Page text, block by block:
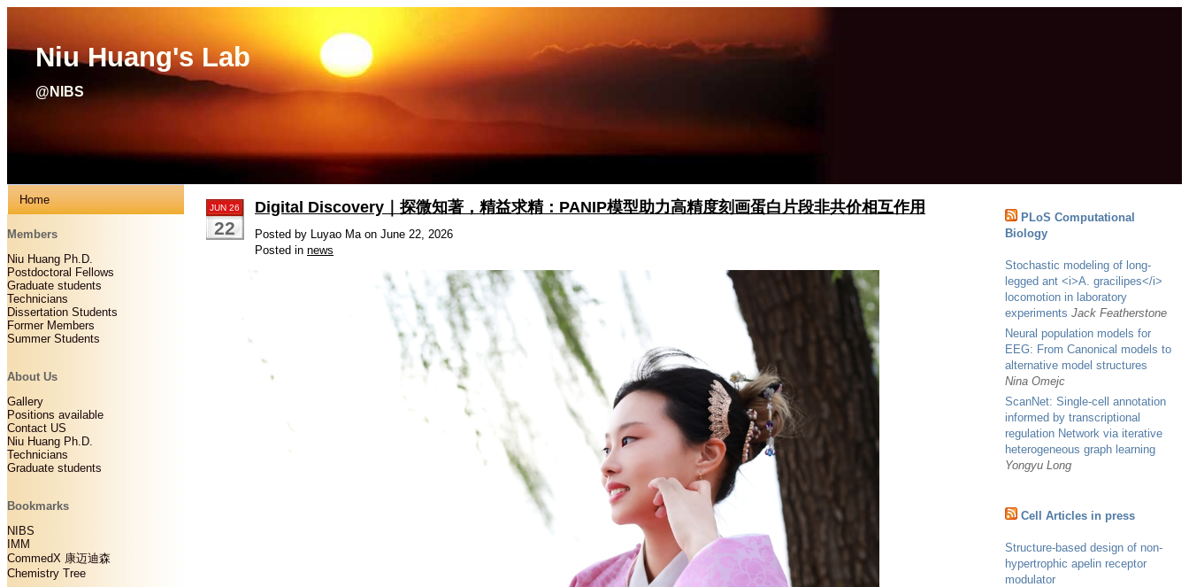
Niu Huang's Lab
@NIBS
PLoS Computational
Biology
Stochastic modeling of long-
legged ant <i>A. gracilipes</i>
locomotion in laboratory
experiments Jack Featherstone
Neural population models for
EEG: From Canonical models to
alternative model structures
Nina Omejc
ScanNet: Single-cell annotation
informed by transcriptional
regulation Network via iterative
heterogeneous graph learning
Yongyu Long
Cell Articles in press
Structure-based design of non-
hypertrophic apelin receptor
modulator
Home
Members
Niu Huang Ph.D.
Postdoctoral Fellows
Graduate students
Technicians
Dissertation Students
Former Members
Summer Students
About Us
Gallery
Positions available
Contact US
Niu Huang Ph.D.
Technicians
Graduate students
Bookmarks
NIBS
IMM
CommedX 康迈迪森
Chemistry Tree
JUN 26
22
Digital Discovery｜探微知著，精益求精：PANIP模型助力高精度刻画蛋白片段非共价相互作用
Posted by Luyao Ma on June 22, 2026
Posted in news